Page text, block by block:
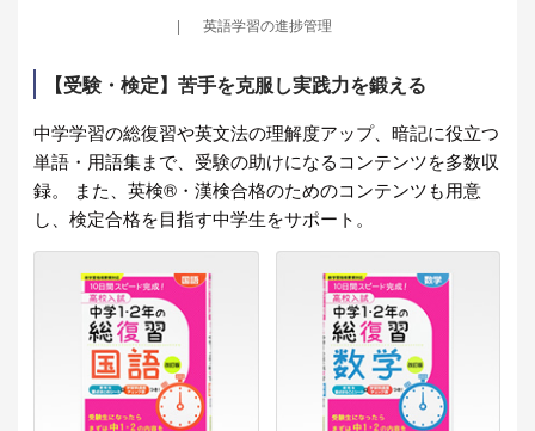
英語学習の進捗管理
【受験・検定】苦手を克服し実践力を鍛える
中学学習の総復習や英文法の理解度アップ、暗記に役立つ
単語・用語集まで、受験の助けになるコンテンツを多数収
録。 また、英検®・漢検合格のためのコンテンツも用意
し、検定合格を目指す中学生をサポート。